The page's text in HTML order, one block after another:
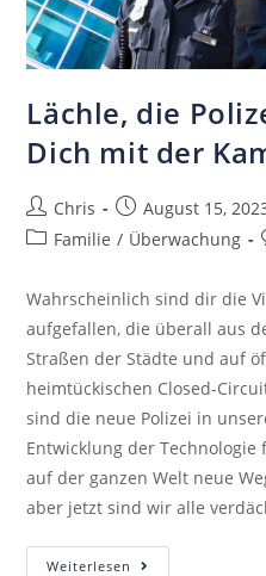
Lächle, die
Dich mit der
Chris
August 15,
Familie / Überwachung
Wahrscheinlich sind dir die
aufgefallen, die überall aus
Straßen der Städte und auf
heimtückischen Closed-
sind die neue Polizei in
Entwicklung der
auf der ganzen Welt neue
aber jetzt sind wir alle
Weiterlesen